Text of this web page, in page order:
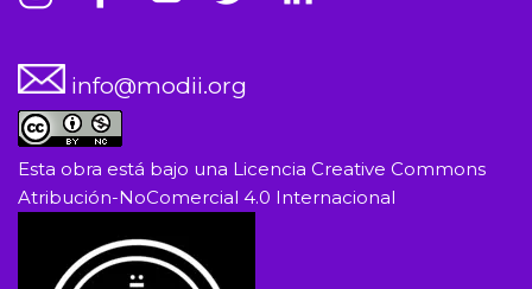
info@modii.org
Esta obra está bajo una Licencia Creative Commons
Atribución-NoComercial 4.0 Internacional